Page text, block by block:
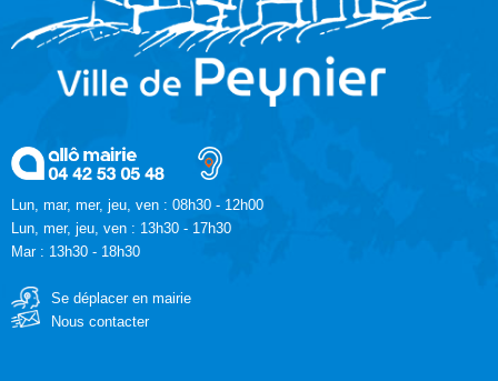
Lun, mar, mer, jeu, ven : 08h30 - 12h00
Lun, mer, jeu, ven : 13h30 - 17h30
Mar : 13h30 - 18h30
Se déplacer en mairie
Nous contacter